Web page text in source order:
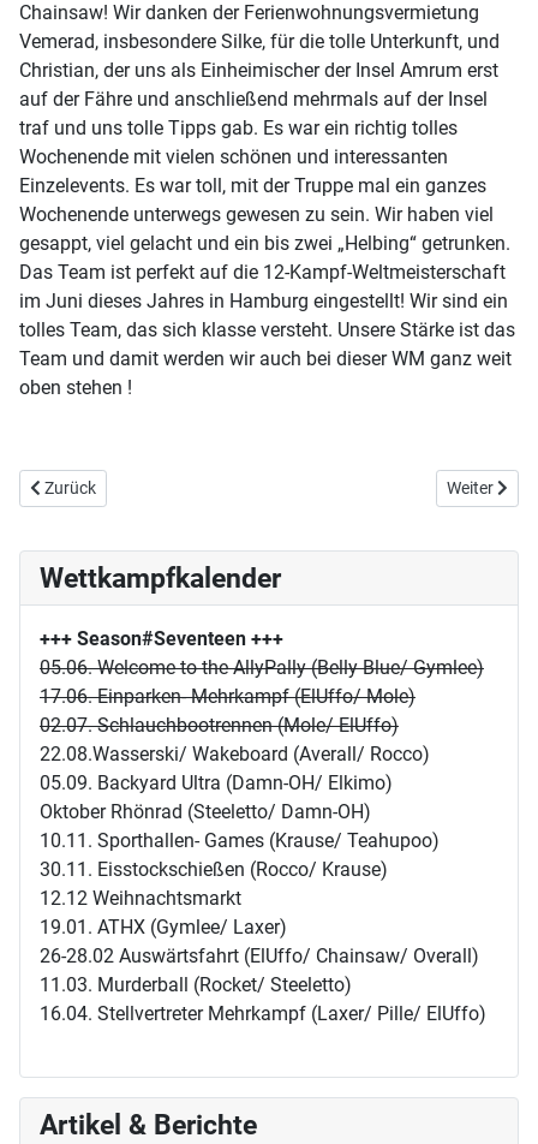
Chainsaw! Wir danken der Ferienwohnungsvermietung
Vemerad, insbesondere Silke, für die tolle Unterkunft, und
Christian, der uns als Einheimischer der Insel Amrum erst
auf der Fähre und anschließend mehrmals auf der Insel
traf und uns tolle Tipps gab. Es war ein richtig tolles
Wochenende mit vielen schönen und interessanten
Einzelevents. Es war toll, mit der Truppe mal ein ganzes
Wochenende unterwegs gewesen zu sein. Wir haben viel
gesappt, viel gelacht und ein bis zwei „Helbing“ getrunken.
Das Team ist perfekt auf die 12-Kampf-Weltmeisterschaft
im Juni dieses Jahres in Hamburg eingestellt! Wir sind ein
tolles Team, das sich klasse versteht. Unsere Stärke ist das
Team und damit werden wir auch bei dieser WM ganz weit
oben stehen !
Vorheriger Beitrag: E10/S15: Quiddich Pong
Zurück Nächster
Weiter
Wettkampfkalender
+++ Season#Seventeen +++
05.06. Welcome to the AllyPally (Belly Blue/ Gymlee)
17.06. Einparken- Mehrkampf (ElUffo/ Mole)
02.07. Schlauchbootrennen (Mole/ ElUffo)
22.08.Wasserski/ Wakeboard (Averall/ Rocco)
05.09. Backyard Ultra (Damn-OH/ Elkimo)
Oktober Rhönrad (Steeletto/ Damn-OH)
10.11. Sporthallen- Games (Krause/ Teahupoo)
30.11. Eisstockschießen (Rocco/ Krause)
12.12 Weihnachtsmarkt
19.01. ATHX (Gymlee/ Laxer)
26-28.02 Auswärtsfahrt (ElUffo/ Chainsaw/ Overall)
11.03. Murderball (Rocket/ Steeletto)
16.04. Stellvertreter Mehrkampf (Laxer/ Pille/ ElUffo)
Artikel & Berichte